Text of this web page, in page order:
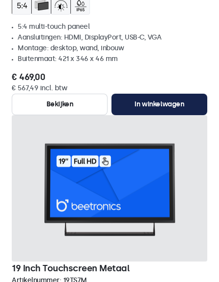
5:4 multi-touch paneel
Aansluitingen: HDMI, DisplayPort, USB-C, VGA
Montage: desktop, wand, inbouw
Buitenmaat: 421 x 346 x 46 mm
€ 469,00
€ 567,49 incl. btw
Bekijken
In winkelwagen
19 Inch Touchscreen Metaal
Artikelnummer: 19TS7M